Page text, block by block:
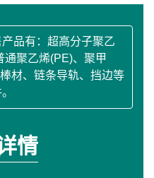
品有：超高分子聚乙
聚乙烯(PE)、聚甲
材、链条导轨、挡边等
情